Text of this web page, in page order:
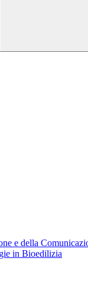
e della
in Bioedilizia